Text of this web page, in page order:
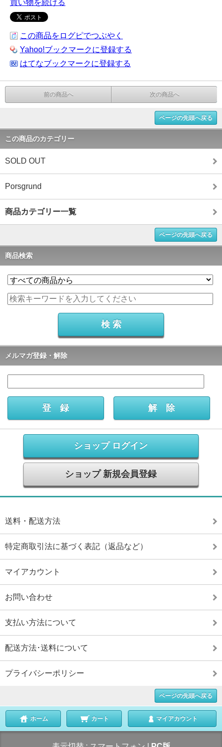
買い物を続ける
この商品をログピでつぶやく
Yahoo!ブックマークに登録する
はてなブックマークに登録する
前の商品へ 次の商品へ
ページの先頭へ戻る
この商品のカテゴリー
SOLD OUT
Porsgrund
商品カテゴリー一覧
ページの先頭へ戻る
商品検索
メルマガ登録・解除
ショップ ログイン
ショップ 新規会員登録
送料・配送方法
特定商取引法に基づく表記（返品など）
マイアカウント
お問い合わせ
支払い方法について
配送方法･送料について
プライバシーポリシー
ページの先頭へ戻る
ホーム カート マイアカウント